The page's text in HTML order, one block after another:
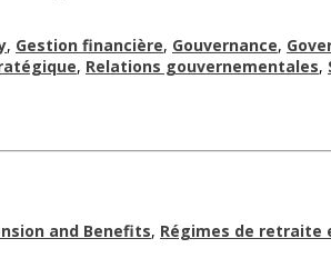
, Gestion financière, Gouvernance,
, Relations gouvernementales,
and Benefits, Régimes de retraite